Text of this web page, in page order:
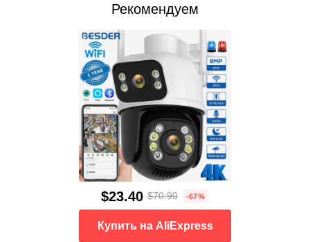
Рекомендуем
$23.40 $70.90 -67%
Купить на AliExpress